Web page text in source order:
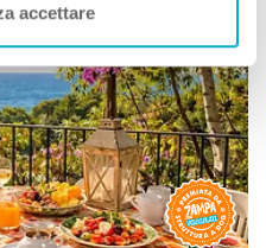
accettare